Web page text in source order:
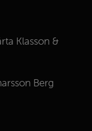
Klasson &
Berg